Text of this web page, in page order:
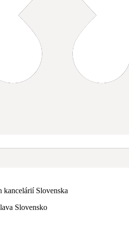
kancelárií Slovenska
Slovensko